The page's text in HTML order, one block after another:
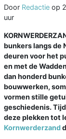
Door Redactie op
uur
bunkers langs de
deuren voor het
en met de
dan honderd
bouwwerken,
vormen stille
geschiedenis.
deze plekken tot
Kornwerderzand